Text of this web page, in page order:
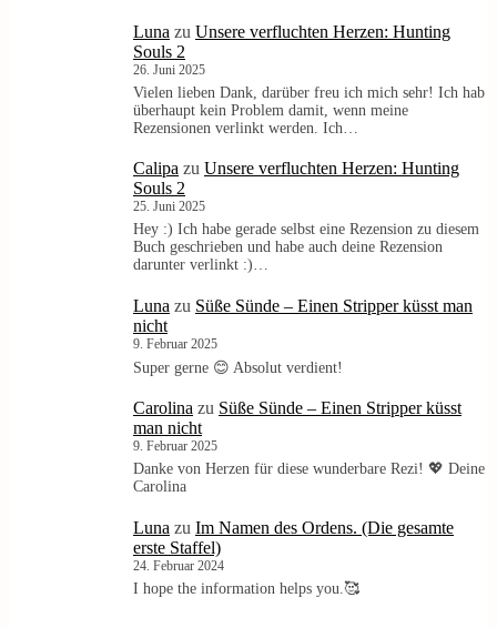
Luna zu Unsere verfluchten Herzen: Hunting
Souls 2
26. Juni 2025
Vielen lieben Dank, darüber freu ich mich sehr! Ich hab
überhaupt kein Problem damit, wenn meine
Rezensionen verlinkt werden. Ich…
Calipa zu Unsere verfluchten Herzen: Hunting
Souls 2
25. Juni 2025
Hey :) Ich habe gerade selbst eine Rezension zu diesem
Buch geschrieben und habe auch deine Rezension
darunter verlinkt :)…
Luna zu Süße Sünde – Einen Stripper küsst man
nicht
9. Februar 2025
Super gerne 😊 Absolut verdient!
Carolina zu Süße Sünde – Einen Stripper küsst
man nicht
9. Februar 2025
Danke von Herzen für diese wunderbare Rezi! 💖 Deine
Carolina
Luna zu Im Namen des Ordens. (Die gesamte
erste Staffel)
24. Februar 2024
I hope the information helps you.🥰